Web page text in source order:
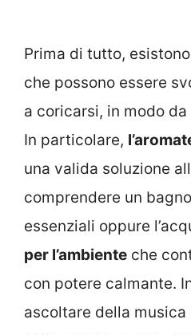
Prima di tutto,
che possono essere
a coricarsi, in modo
In particolare,
una valida soluzione
comprendere un
essenziali oppure
per l’ambiente che
con potere calmante.
ascoltare della